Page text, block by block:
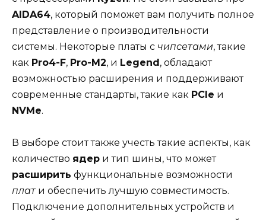
AIDA64, который поможет вам получить полное
представление о производительности
системы. Некоторые платы с чипсетами, такие
как Pro4-F, Pro-M2, и Legend , обладают
возможностью расширения и поддерживают
современные стандарты, такие как PCIe и
NVMe.
В выборе стоит также учесть такие аспекты, как
количество ядер и тип шины, что может
расширить функциональные возможности
плати обеспечить лучшую совместимость.
Подключение дополнительных устройств и